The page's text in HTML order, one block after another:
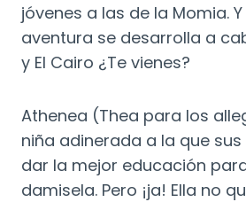
jóvenes a las de la Momia.
aventura se desarrolla a
y El Cairo ¿Te vienes?
Athenea (Thea para los
niña adinerada a la que
dar la mejor educación
damisela. Pero ¡ja! Ella no